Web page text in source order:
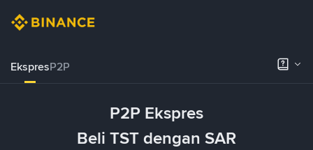
EkspresP2P
P2P Ekspres
Beli TST dengan SAR